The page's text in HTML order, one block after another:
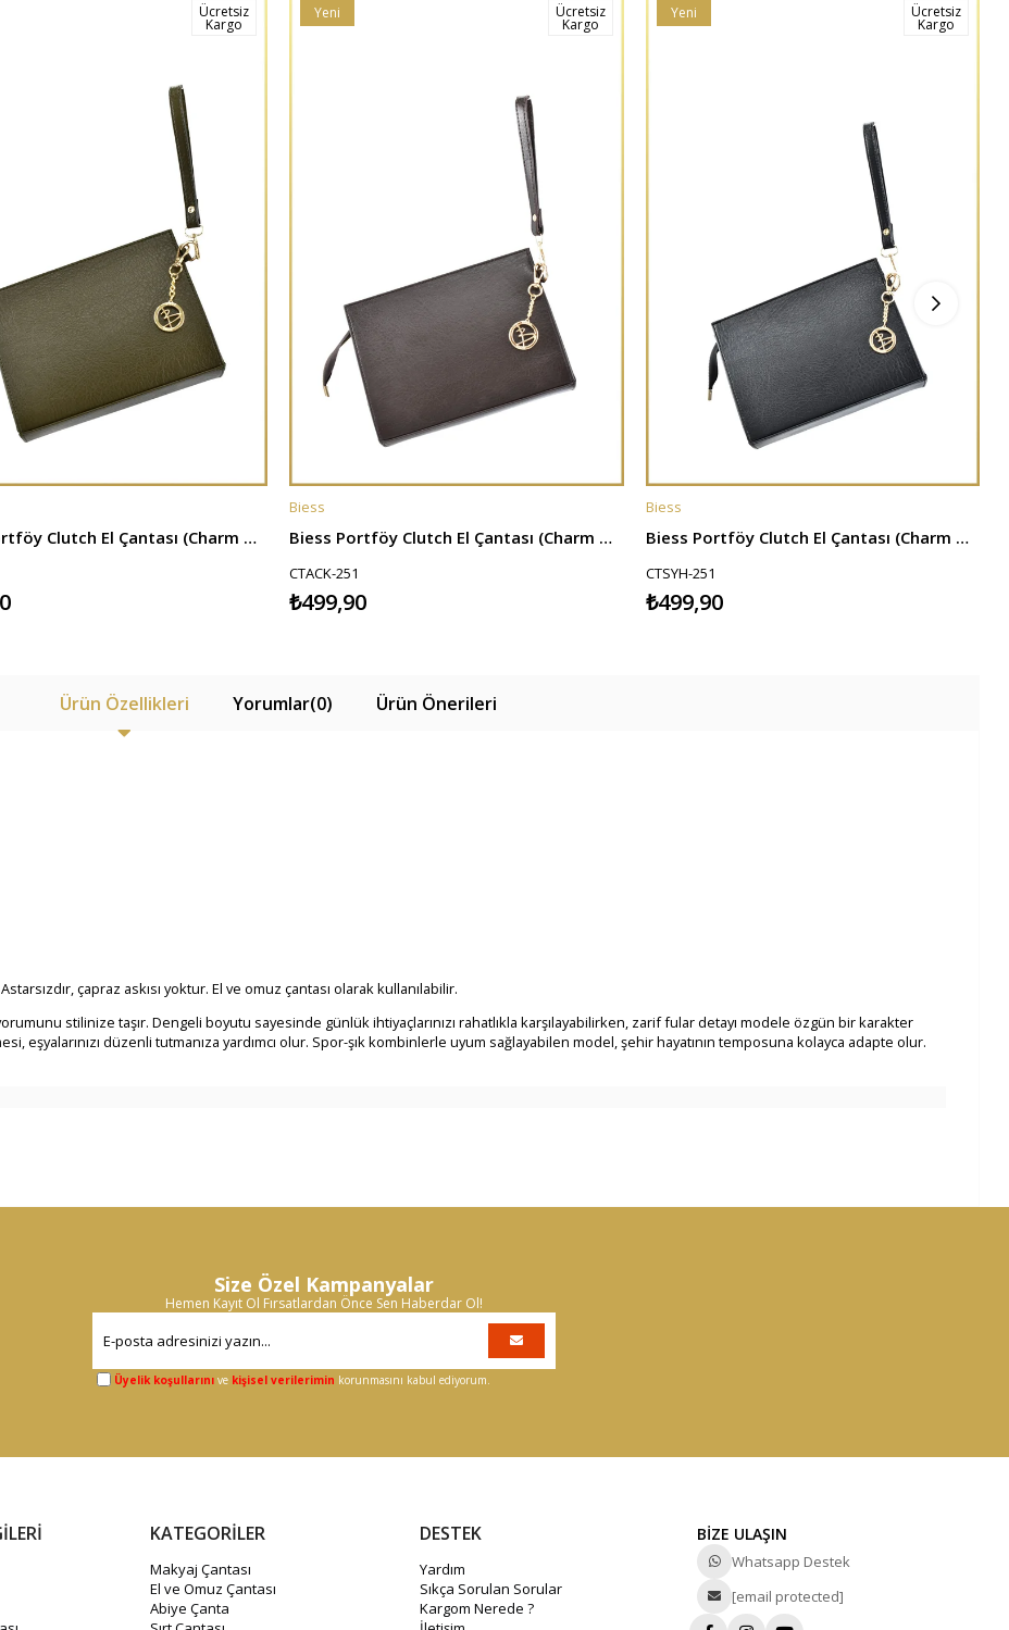
Ücretsiz
Kargo
Biess Portföy Clutch El Çantası (Charm Hediyeli) - Haki
SEPETE EKLE
Yeni
Ücretsiz
Kargo
Biess
Biess Portföy Clutch El Çantası (Charm Hediyeli) - Acı Kahve
CTACK-251
₺499,90
SEPETE EKLE
Yeni
Ücretsiz
Kargo
Biess
Biess Portföy Clutch El Çantası (Charm Hediyeli) - Siyah
CTSYH-251
₺499,90
Ürün Özellikleri Yorumlar(0) Ürün Önerileri
çapraz askısı yoktur. El ve omuz çantası olarak kullanılabilir.
stilinize taşır. Dengeli boyutu sayesinde günlük ihtiyaçlarınızı rahatlıkla karşılayabilirken, zarif fular detayı modele özgün bir karakter
eşyalarınızı düzenli tutmanıza yardımcı olur. Spor-şık kombinlerle uyum sağlayabilen model, şehir hayatının temposuna kolayca adapte olur.
Size Özel Kampanyalar
Hemen Kayıt Ol Fırsatlardan Önce Sen Haberdar Ol!
Üyelik koşullarınıve kişisel verilerimin korunmasını kabul ediyorum.
KATEGORİLER
Makyaj Çantası
El ve Omuz Çantası
Abiye Çanta
DESTEK
Yardım
Sıkça Sorulan Sorular
Kargom Nerede ?
BİZE ULAŞIN
Whatsapp Destek
[email protected]